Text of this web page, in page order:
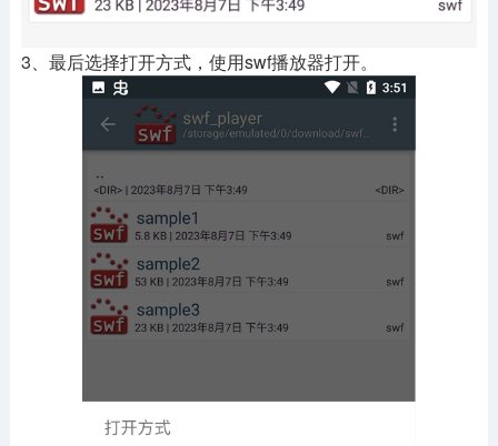
3、最后选择打开方式，使用swf播放器打开。